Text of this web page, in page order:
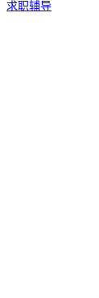
求职辅导